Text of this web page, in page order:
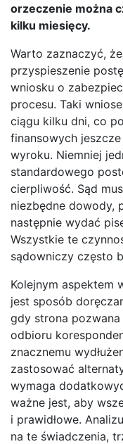
orzeczenie można
kilku miesięcy.
Warto zaznaczyć,
przyspieszenie
wniosku o
procesu. Taki
ciągu kilku dni, co
finansowych
wyroku. Niemniej
standardowego
cierpliwość. Sąd
niezbędne dowody,
następnie wydać
Wszystkie te
sądowniczy często
Kolejnym aspektem
jest sposób
gdy strona
odbioru
znacznemu
zastosować
wymaga
ważne jest, aby
i prawidłowe.
na te świadczenia,